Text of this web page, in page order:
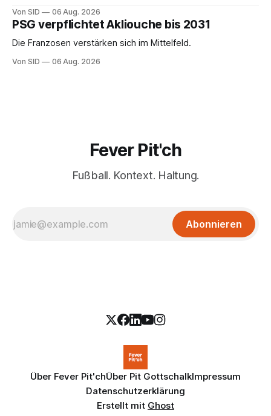
Von SID 06 Aug. 2026
PSG verpflichtet Akliouche bis 2031
Die Franzosen verstärken sich im Mittelfeld.
Von SID 06 Aug. 2026
Fever Pit'ch
Fußball. Kontext. Haltung.
Abonnieren
Über Fever Pit'chÜber Pit GottschalkImpressum
Datenschutzerklärung
Erstellt mit Ghost